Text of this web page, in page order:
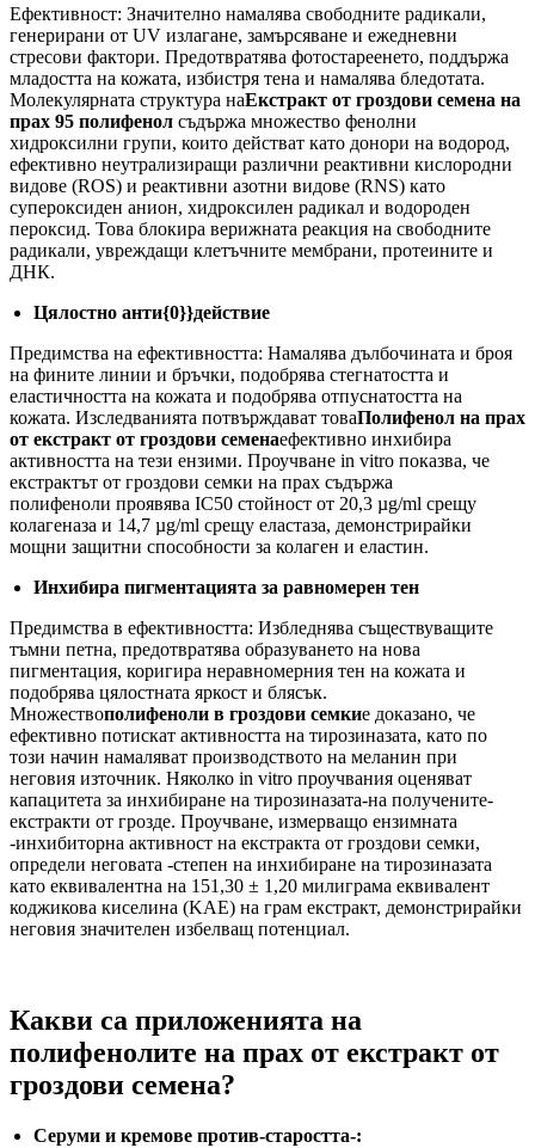
Ефективност: Значително намалява свободните радикали,
генерирани от UV излагане, замърсяване и ежедневни
стресови фактори. Предотвратява фотостареенето, поддържа
младостта на кожата, избистря тена и намалява бледотата.
Молекулярната структура наЕкстракт от гроздови семена на
прах 95 полифенол ​​​​​​съдържа множество фенолни
хидроксилни групи, които действат като донори на водород,
ефективно неутрализиращи различни реактивни кислородни
видове (ROS) и реактивни азотни видове (RNS) като
супероксиден анион, хидроксилен радикал и водороден
пероксид. Това блокира верижната реакция на свободните
радикали, увреждащи клетъчните мембрани, протеините и
ДНК.
Цялостно анти{0}}действие
Предимства на ефективността: Намалява дълбочината и броя
на фините линии и бръчки, подобрява стегнатостта и
еластичността на кожата и подобрява отпуснатостта на
кожата. Изследванията потвърждават товаПолифенол на прах
от екстракт от гроздови семенаефективно инхибира
активността на тези ензими. Проучване in vitro показва, че
екстрактът от гроздови семки на прах съдържа
полифеноли проявява IC50 стойност от 20,3 µg/ml срещу
колагеназа и 14,7 µg/ml срещу еластаза, демонстрирайки
мощни защитни способности за колаген и еластин.
Инхибира пигментацията за равномерен тен
Предимства в ефективността: Избледнява съществуващите
тъмни петна, предотвратява образуването на нова
пигментация, коригира неравномерния тен на кожата и
подобрява цялостната яркост и блясък.
Множествополифеноли в гроздови семкие доказано, че
ефективно потискат активността на тирозиназата, като по
този начин намаляват производството на меланин при
неговия източник. Няколко in vitro проучвания оценяват
капацитета за инхибиране на тирозиназата-на получените-
екстракти от грозде. Проучване, измерващо ензимната
-инхибиторна активност на екстракта от гроздови семки,
определи неговата -степен на инхибиране на тирозиназата
като еквивалентна на 151,30 ± 1,20 милиграма еквивалент
коджикова киселина (KAE) на грам екстракт, демонстрирайки
неговия значителен избелващ потенциал.
Какви са приложенията на
полифенолите на прах от екстракт от
гроздови семена?
Серуми и кремове против-старостта-: